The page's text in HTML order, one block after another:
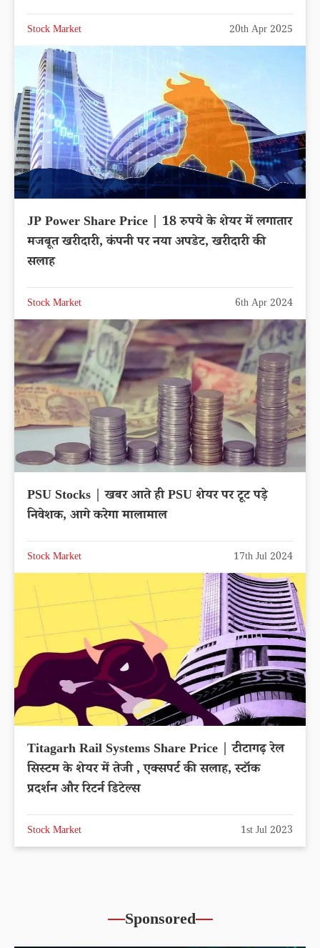
Stock Market 20th Apr 2025
JP Power Share Price | 18 रुपये के शेयर में लगातार
मजबूत खरीदारी, कंपनी पर नया अपडेट, खरीदारी की
सलाह
Stock Market 6th Apr 2024
PSU Stocks | खबर आते ही PSU शेयर पर टूट पड़े
निवेशक, आगे करेगा मालामाल
Stock Market 17th Jul 2024
Titagarh Rail Systems Share Price | टीटागढ़ रेल
सिस्टम के शेयर में तेजी , एक्सपर्ट की सलाह, स्टॉक
प्रदर्शन और रिटर्न डिटेल्स
Stock Market 1st Jul 2023
Sponsored